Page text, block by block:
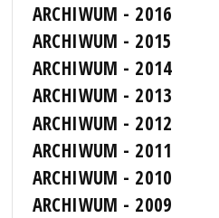
ARCHIWUM - 2016
ARCHIWUM - 2015
ARCHIWUM - 2014
ARCHIWUM - 2013
ARCHIWUM - 2012
ARCHIWUM - 2011
ARCHIWUM - 2010
ARCHIWUM - 2009